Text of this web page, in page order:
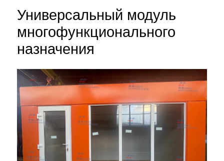
Универсальный модуль
многофункционального
назначения